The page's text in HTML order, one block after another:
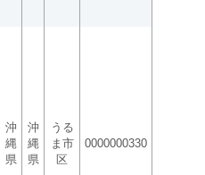
沖
縄
県
沖
縄
県
うる
ま市
区
0000000330